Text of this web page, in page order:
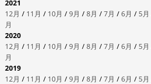
2021
12月 / 11月 / 10月 / 9月 / 8月 / 7月 / 6月 / 5月
月
2020
12月 / 11月 / 10月 / 9月 / 8月 / 7月 / 6月 / 5月
月
2019
12月 / 11月 / 10月 / 9月 / 8月 / 7月 / 6月 / 5月